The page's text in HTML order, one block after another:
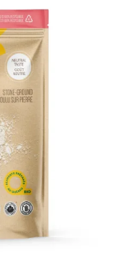
DÉTAILS